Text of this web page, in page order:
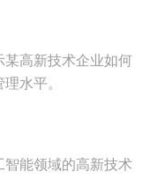
某高新技术企业如何
水平。
智能领域的高新技术